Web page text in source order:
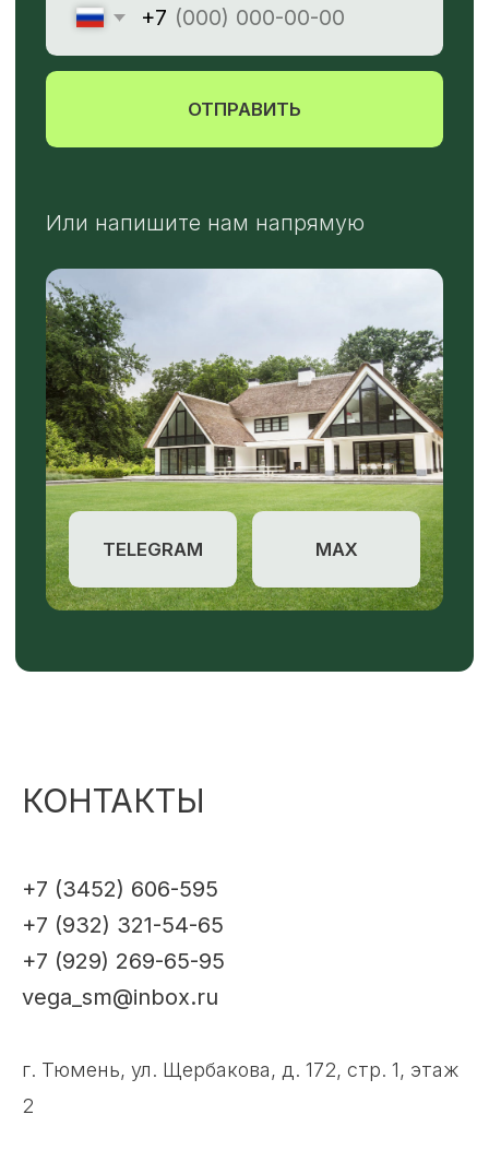
КОНТАКТЫ
+7 (3452) 606-595
+7 (932) 321-54-65
+7 (929) 269-65-95
vega_sm@inbox.ru
г. Тюмень, ул. Щербакова, д. 172, стр. 1, этаж
2